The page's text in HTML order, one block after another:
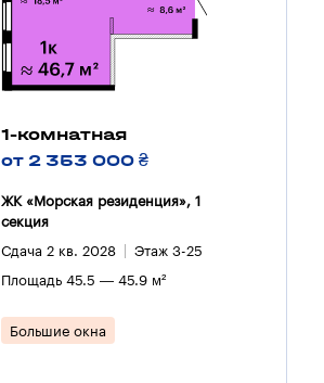
1-комнатная
от 2 353 000 ₴
ЖК «Морская резиденция», 1
секция
Сдача 2 кв. 2028 Этаж 3-25
Площадь 45.5 — 45.9 м²
Большие окна